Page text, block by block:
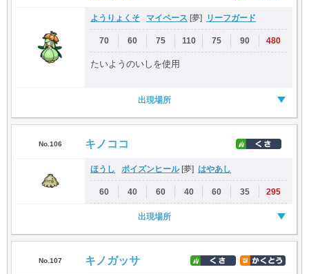
ようりょくそ マイペース [夢] リーフガード
70 60 75 110 75 90 480
たいようのいしを使用
出現場所
No.106 キノココ
ほうし ポイズンヒール[夢] はやあし
60 40 60 40 60 35 295
出現場所
No.107 キノガッサ